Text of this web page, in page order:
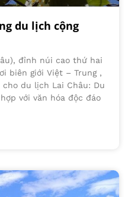
du lịch cộng
đỉnh núi cao thứ hai
biên giới Việt – Trung ,
du lịch Lai Châu: Du
với văn hóa độc đáo